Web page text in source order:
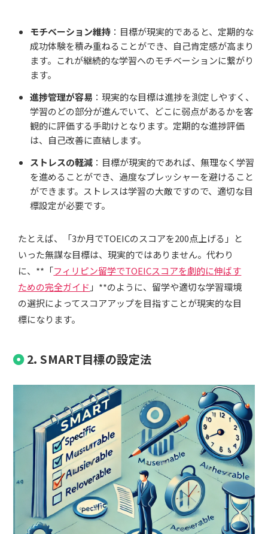
モチベーション維持：目標が現実的であると、定期的な
成功体験を積み重ねることができ、自己肯定感が高まり
ます。これが継続的な学習へのモチベーションに繋がり
ます。
進捗管理が容易 ：現実的な目標は進捗を測定しやすく、
学習のどの部分が進んでいて、どこに弱点があるかを客
観的に評価する手助けとなります。定期的な進捗評価
は、自己改善に直結します。
ストレスの軽減：目標が現実的であれば、無理なく学習
を進めることができ、過度なプレッシャーを避けること
ができます。ストレスは学習の大敵ですので、適切な目
標設定が必要です。
たとえば、「3か月でTOEICのスコアを200点上げる」と
いった無謀な目標は、現実的ではありません。代わり
に、**「フィリピン留学でTOEICスコアを劇的に伸ばす
ための完全ガイド 」**のように、留学や適切な学習環境
の選択によってスコアアップを目指すことが現実的な目
標になります。
2. SMART目標の設定法